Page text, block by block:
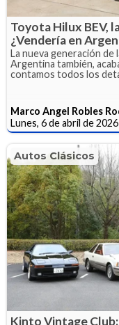
Toyota Hilux BEV,
¿Vendería en
La nueva generación de
Argentina también,
contamos todos los
Marco Angel Robles
Lunes, 6 de abril de 2026
Autos Clásicos
Kinto Vintage